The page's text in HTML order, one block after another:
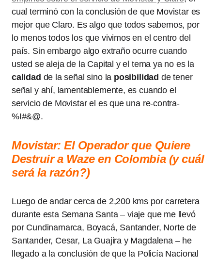
cual terminó con la conclusión de que Movistar es
mejor que Claro. Es algo que todos sabemos, por
lo menos todos los que vivimos en el centro del
país. Sin embargo algo extraño ocurre cuando
usted se aleja de la Capital y el tema ya no es la
calidad de la señal sino la posibilidad de tener
señal y ahí, lamentablemente, es cuando el
servicio de Movistar el es que una re-contra-
%I#&@.
Movistar: El Operador que Quiere
Destruir a Waze en Colombia (y cuál
será la razón?)
Luego de andar cerca de 2,200 kms por carretera
durante esta Semana Santa – viaje que me llevó
por Cundinamarca, Boyacá, Santander, Norte de
Santander, Cesar, La Guajira y Magdalena – he
llegado a la conclusión de que la Policía Nacional